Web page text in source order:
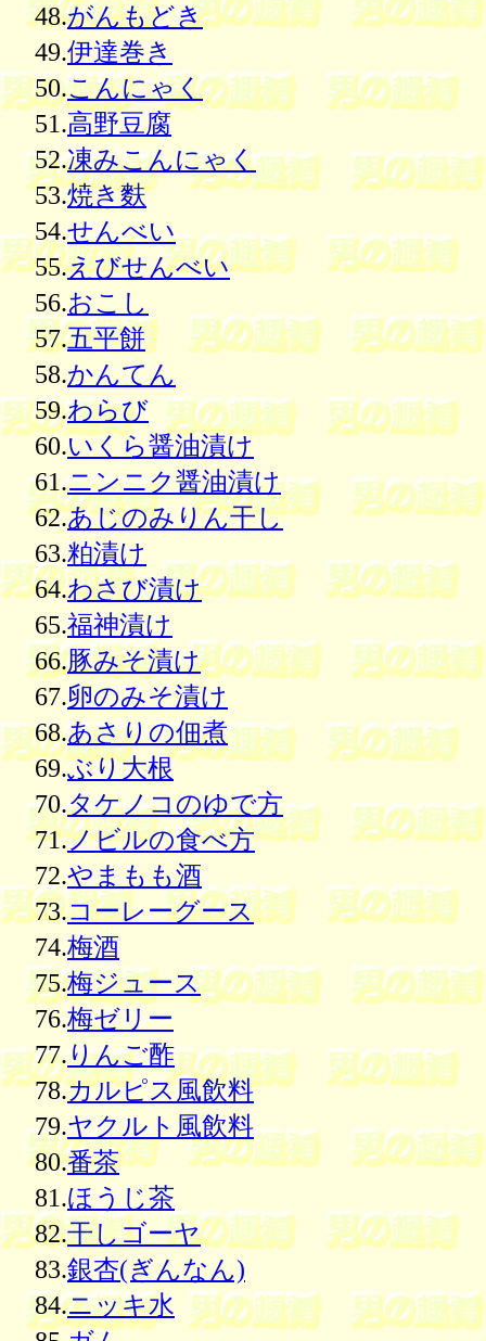
48.がんもどき
49.伊達巻き
50.こんにゃく
51.高野豆腐
52.凍みこんにゃく
53.焼き麩
54.せんべい
55.えびせんべい
56.おこし
57.五平餅
58.かんてん
59.わらび
60.いくら醤油漬け
61.ニンニク醤油漬け
62.あじのみりん干し
63.粕漬け
64.わさび漬け
65.福神漬け
66.豚みそ漬け
67.卵のみそ漬け
68.あさりの佃煮
69.ぶり大根
70.タケノコのゆで方
71.ノビルの食べ方
72.やまもも酒
73.コーレーグース
74.梅酒
75.梅ジュース
76.梅ゼリー
77.りんご酢
78.カルピス風飲料
79.ヤクルト風飲料
80.番茶
81.ほうじ茶
82.干しゴーヤ
83.銀杏(ぎんなん)
84.ニッキ水